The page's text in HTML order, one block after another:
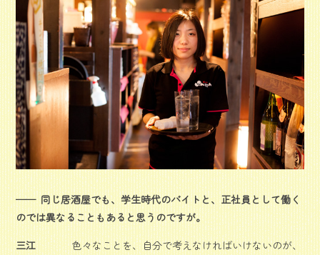
同じ居酒屋でも、学生時代のバイトと、正社員として働く
のでは異なることもあると思うのですが。
三江
色々なことを、自分で考えなければいけないのが、